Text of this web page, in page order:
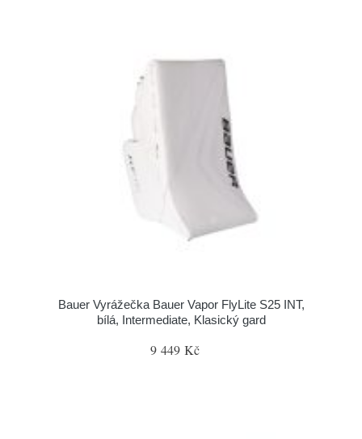
Bauer Vyrážečka Bauer Vapor FlyLite S25 INT,
bílá, Intermediate, Klasický gard
9 449 Kč